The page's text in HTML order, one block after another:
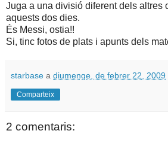
Juga a una divisió diferent dels altres
aquests dos dies.
És Messi, ostia!!
Si, tinc fotos de plats i apunts dels
starbase a diumenge, de febrer 22, 2009
Comparteix
2 comentaris: